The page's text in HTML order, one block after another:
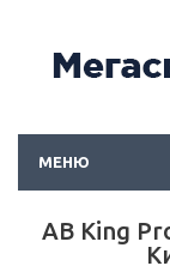
МЕНЮ
AB King